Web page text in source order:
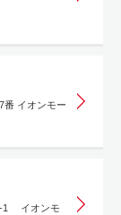
イオンモー
1 イオンモ